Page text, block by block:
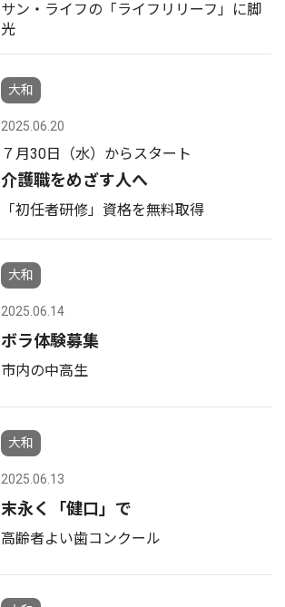
サン・ライフの「ライフリリーフ」に脚
光
大和
2025.06.20
７月30日（水）からスタート
介護職をめざす人へ
「初任者研修」資格を無料取得
大和
2025.06.14
ボラ体験募集
市内の中高生
大和
2025.06.13
末永く「健口」で
高齢者よい歯コンクール